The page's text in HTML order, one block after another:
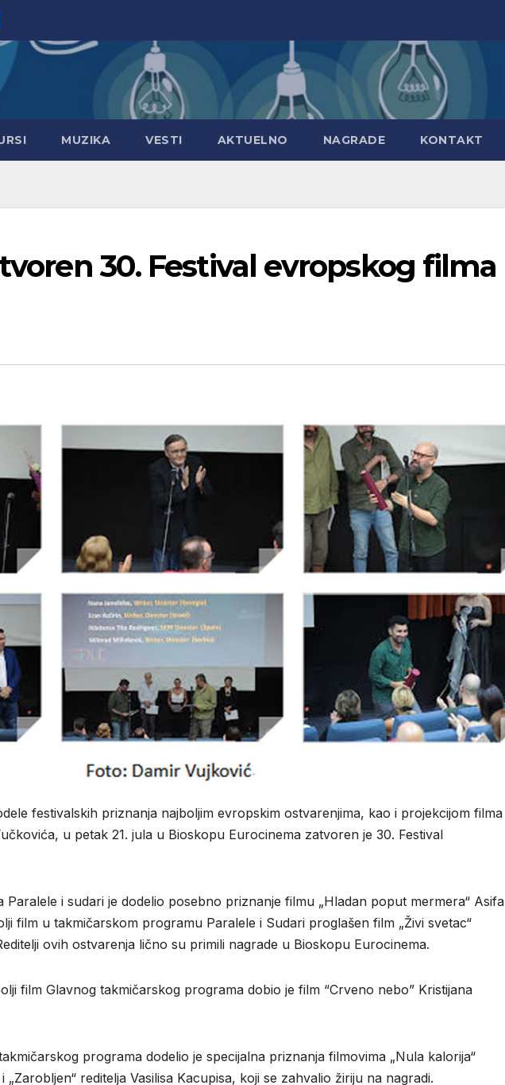
MUZIKA VESTI AKTUELNO NAGRADE KONTAKT
30. Festival evropskog filma
festivalskih priznanja najboljim evropskim ostvarenjima, kao i projekcijom filma
u petak 21. jula u Bioskopu Eurocinema zatvoren je 30. Festival
i sudari je dodelio posebno priznanje filmu „Hladan poput mermera“ Asifa
film u takmičarskom programu Paralele i Sudari proglašen film „Živi svetac“
ovih ostvarenja lično su primili nagrade u Bioskopu Eurocinema.
film Glavnog takmičarskog programa dobio je film “Crveno nebo” Kristijana
programa dodelio je specijalna priznanja filmovima „Nula kalorija“
„Zarobljen“ reditelja Vasilisa Kacupisa, koji se zahvalio žiriju na nagradi.